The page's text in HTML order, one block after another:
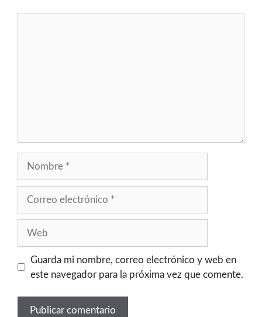
Guarda mi nombre, correo electrónico y web en
este navegador para la próxima vez que comente.